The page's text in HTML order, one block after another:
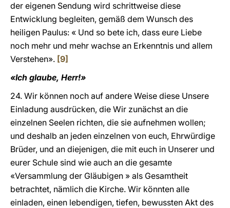
der eigenen Sendung wird schrittweise diese
Entwicklung begleiten, gemäß dem Wunsch des
heiligen Paulus: « Und so bete ich, dass eure Liebe
noch mehr und mehr wachse an Erkenntnis und allem
Verstehen». [9]
«Ich glaube, Herr!»
24. Wir können noch auf andere Weise diese Unsere
Einladung ausdrücken, die Wir zunächst an die
einzelnen Seelen richten, die sie aufnehmen wollen;
und deshalb an jeden einzelnen von euch, Ehrwürdige
Brüder, und an diejenigen, die mit euch in Unserer und
eurer Schule sind wie auch an die gesamte
«Versammlung der Gläubigen » als Gesamtheit
betrachtet, nämlich die Kirche. Wir könnten alle
einladen, einen lebendigen, tiefen, bewussten Akt des